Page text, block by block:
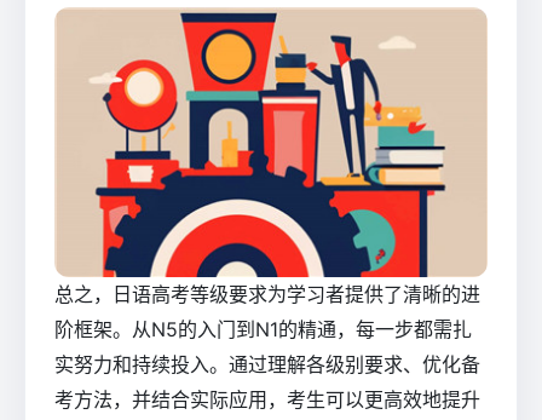
总之，日语高考等级要求为学习者提供了清晰的进
阶框架。从N5的入门到N1的精通，每一步都需扎
实努力和持续投入。通过理解各级别要求、优化备
考方法，并结合实际应用，考生可以更高效地提升